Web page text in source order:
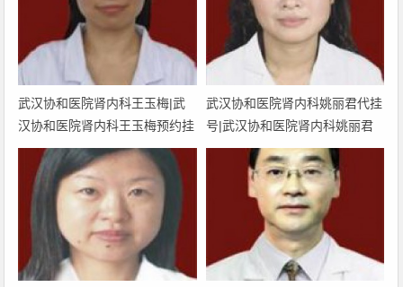
武汉协和医院肾内科王玉梅|武
汉协和医院肾内科王玉梅预约挂
号|武汉协和医院肾内科王玉梅
网上挂号|武汉协和医院肾内科
王玉梅上班时间
武汉协和医院肾内科姚丽君代挂
号|武汉协和医院肾内科姚丽君
预约挂号|武汉协和医院肾内科
姚丽君网上挂号|武汉协和医院
肾内科姚丽君上班时间